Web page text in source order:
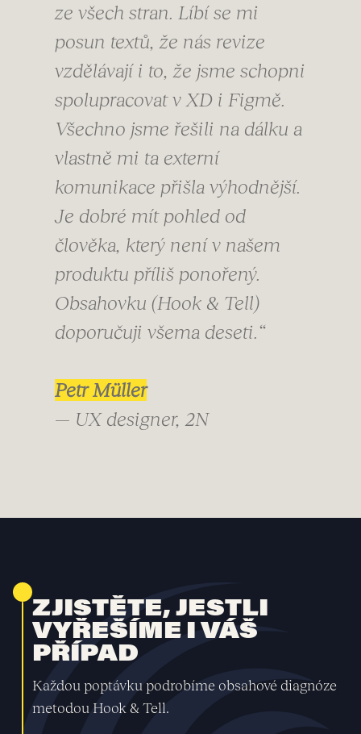
ze všech stran. Líbí se mi
posun textů, že nás revize
vzdělávají i to, že jsme schopni
spolupracovat v XD i Figmě.
Všechno jsme řešili na dálku a
vlastně mi ta externí
komunikace přišla výhodnější.
Je dobré mít pohled od
člověka, který není v našem
produktu příliš ponořený.
Obsahovku (Hook & Tell)
doporučuji všema deseti.“
Petr Müller
— UX designer, 2N
ZJISTĚTE, JESTLI
VYŘEŠÍME I VÁŠ
PŘÍPAD
Každou poptávku podrobíme obsahové diagnóze
metodou Hook & Tell.